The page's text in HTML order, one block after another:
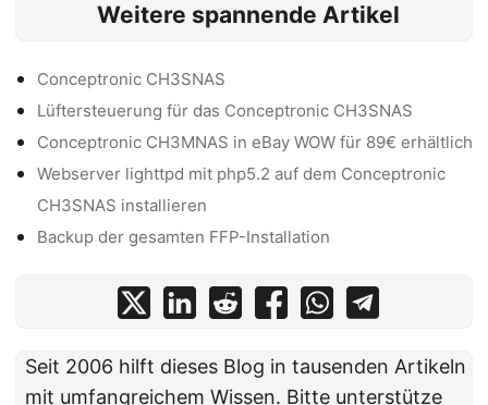
Weitere spannende Artikel
Conceptronic CH3SNAS
Lüftersteuerung für das Conceptronic CH3SNAS
Conceptronic CH3MNAS in eBay WOW für 89€ erhältlich
Webserver lighttpd mit php5.2 auf dem Conceptronic
CH3SNAS installieren
Backup der gesamten FFP-Installation
Seit 2006 hilft dieses Blog in tausenden Artikeln
mit umfangreichem Wissen. Bitte unterstütze